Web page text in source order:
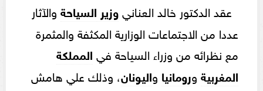
عقد الدكتور خالد العنانيوزير السياحةوالآثار
عددا من الاجتماعات الوزارية المكثفة والمثمرة
مع نظرائه من وزراء السياحة في المملكة
المغربية ورومانيا واليونان، وذلك علي هامش